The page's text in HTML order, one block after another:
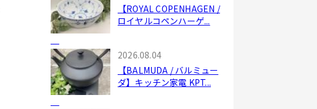
【ROYAL COPENHAGEN /
ロイヤルコペンハーゲ...
2026.08.04
【BALMUDA / バルミュー
ダ】キッチン家電 KPT...